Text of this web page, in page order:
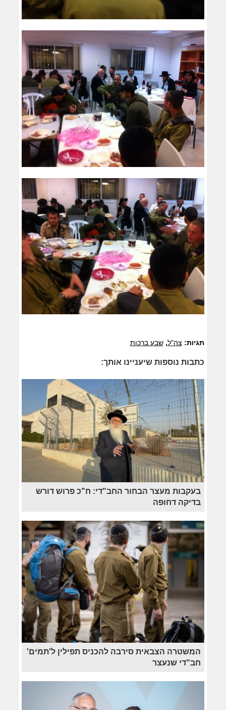
תגיות: צה"ל,שבע ברכות
כתבות נוספות שיעניינו אותך:
בעקבות מעצר הבחור החב"די: ח"כ פרוש דורש
בדיקה דחופה
המשטרה הצבאית סירבה להכניס תפילין ל'תמים'
חב"די שנעצר